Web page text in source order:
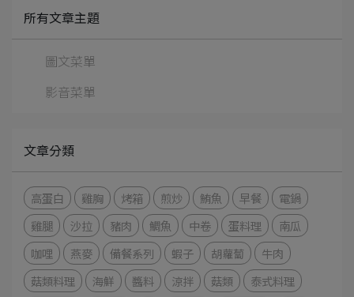
所有文章主題
圖文菜單
影音菜單
文章分類
高蛋白 雞胸 烤箱 煎炒 鮪魚 早餐
電鍋
雞腿
沙拉 豬肉 鯛魚 中卷 蛋料理
南瓜
咖哩
燕麥 備餐系列 蝦子 胡蘿蔔
牛肉
菇類料理
海鮮 醬料 涼拌 菇類
泰式料理